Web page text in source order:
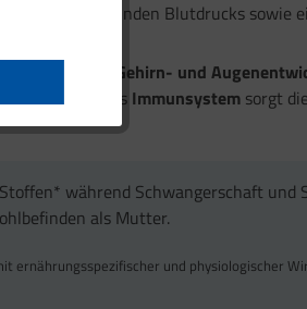
eines gesunden Blutdrucks sowie
die
Gehirn- und
und ein starkes Immunsystem sorgt
während Schwangerschaft und
als Mutter.
ernährungsspezifischer und physiologischer